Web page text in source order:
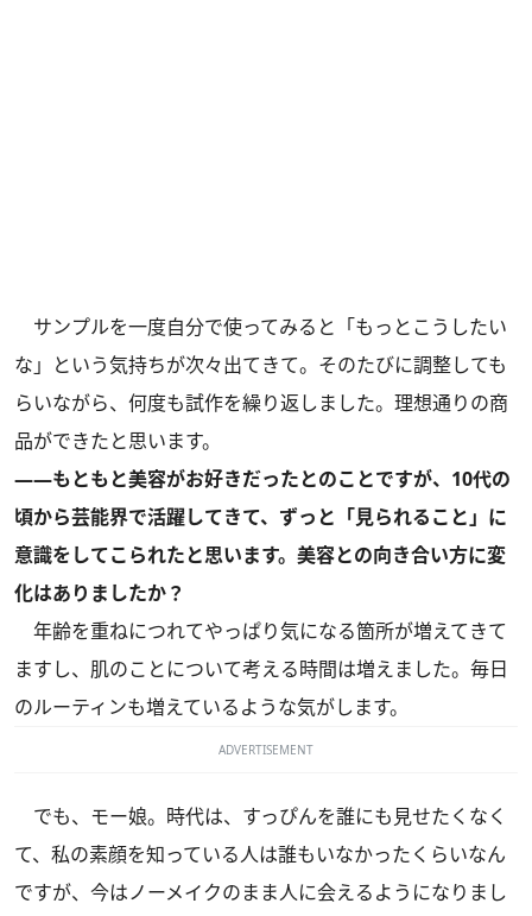
サンプルを一度自分で使ってみると「もっとこうしたい
な」という気持ちが次々出てきて。そのたびに調整しても
らいながら、何度も試作を繰り返しました。理想通りの商
品ができたと思います。
――もともと美容がお好きだったとのことですが、10代の
頃から芸能界で活躍してきて、ずっと「見られること」に
意識をしてこられたと思います。美容との向き合い方に変
化はありましたか？
年齢を重ねにつれてやっぱり気になる箇所が増えてきて
ますし、肌のことについて考える時間は増えました。毎日
のルーティンも増えているような気がします。
ADVERTISEMENT
でも、モー娘。時代は、すっぴんを誰にも見せたくなく
て、私の素顔を知っている人は誰もいなかったくらいなん
ですが、今はノーメイクのまま人に会えるようになりまし